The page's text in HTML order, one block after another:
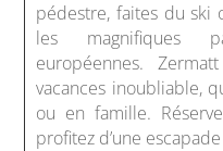
pédestre, faites du ski
les magnifiques
européennes.
vacances inoubliable,
ou en famille.
profitez d’une